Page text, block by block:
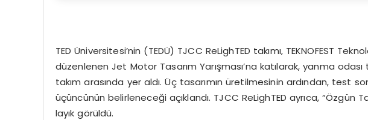
TED Üniversitesi’nin (TEDÜ) TJCC ReLighTED takımı, TEKNOFEST
düzenlenen Jet Motor Tasarım Yarışması’na katılarak, yanma
takım arasında yer aldı. Üç tasarımın üretilmesinin ardından, test
üçüncünün belirleneceği açıklandı. TJCC ReLighTED ayrıca, “Özgün
layık görüldü.